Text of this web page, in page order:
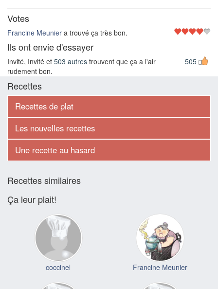
Votes
Francine Meunier a trouvé ça très bon.
Ils ont envie d'essayer
505
Invité, Invité et 503 autres trouvent que ça a l'air
rudement bon.
Recettes
Recettes de plat
Les nouvelles recettes
Une recette au hasard
Recettes similaires
Ça leur plait!
coccinel Francine Meunier